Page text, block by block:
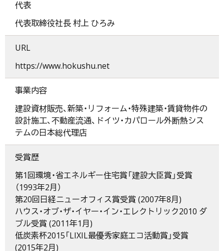
代表
代表取締役社長 村上 ひろみ
URL
https://www.hokushu.net
事業内容
建設資材販売、新築・リフォーム・特殊建築・賃貸物件の
設計施工、不動産流通、ドイツ・カパロール外断熱シス
テムの日本総代理店
受賞歴
第1回環境・省エネルギー住宅賞「建設大臣賞」受賞
（1993年2月）
第20回日経ニューオフィス賞受賞 (2007年8月)
ハウス・オブ・ザ・イヤー・イン・エレクトリック2010 ダ
ブル受賞 (2011年1月)
低炭素杯2015「LIXIL最優秀家庭エコ活動賞」受賞
(2015年2月)